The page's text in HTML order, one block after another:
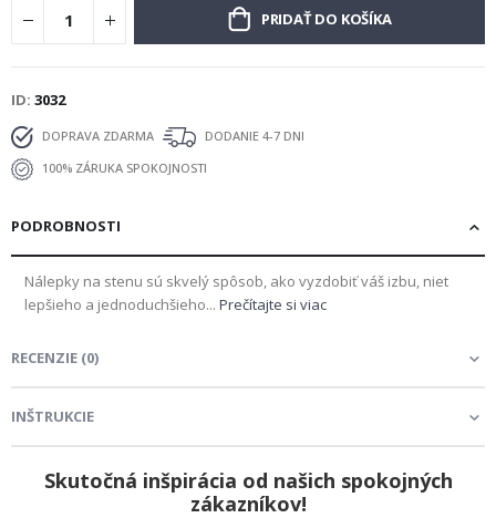
PRIDAŤ DO KOŠÍKA
ID 3032
DOPRAVA ZDARMA
DODANIE 4-7 DNI
100% ZÁRUKA SPOKOJNOSTI
PODROBNOSTI
Nálepky na stenu sú skvelý spôsob, ako vyzdobiť váš izbu, niet
lepšieho a jednoduchšieho... Prečítajte si viac
RECENZIE (0)
INŠTRUKCIE
Skutočná inšpirácia od našich spokojných
zákazníkov!